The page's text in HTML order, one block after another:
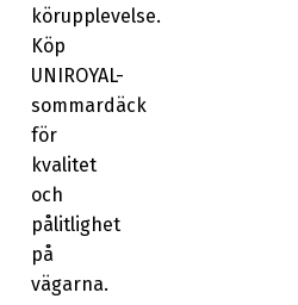
körupplevelse.
Köp
UNIROYAL-
sommardäck
för
kvalitet
och
pålitlighet
på
vägarna.